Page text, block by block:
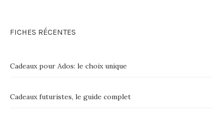
FICHES RÉCENTES
Cadeaux pour Ados: le choix unique
Cadeaux futuristes, le guide complet